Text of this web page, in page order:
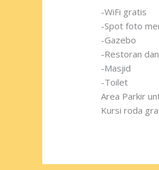
-WiFi gratis
-Spot foto
-Gazebo
-Restoran
-Masjid
-Toilet
Area Parkir
Kursi roda